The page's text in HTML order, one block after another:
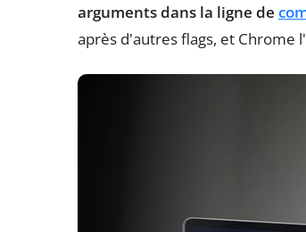
arguments dans la ligne de
après d'autres flags, et